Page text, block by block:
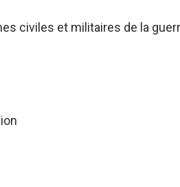
civiles et militaires de la